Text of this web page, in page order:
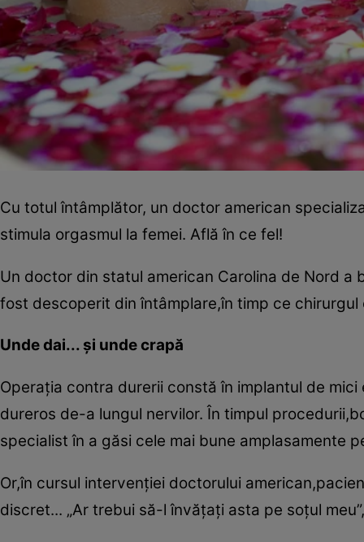
Cu totul întâmplător, un doctor american
stimula orgasmul la femei. Află în ce fel!
Un doctor din statul american Carolina de Nord
fost descoperit din întâmplare,în timp ce
Unde dai... şi unde crapă
Operaţia contra durerii constă în implantul de
dureros de-a lungul nervilor. În timpul
specialist în a găsi cele mai bune amplasamente
Or,în cursul intervenţiei doctorului
discret... „Ar trebui să-l învăţaţi asta pe soţul